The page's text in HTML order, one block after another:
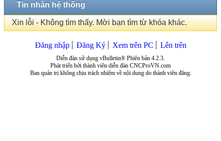
Tin nhắn hệ thống
Xin lỗi - Không tìm thấy. Mời bạn tìm từ khóa khác.
Đăng nhập Đăng Ký Xem trên PC Lên trên
Diễn đàn sử dụng vBulletin® Phiên bản 4.2.3.
Phát triển bởi thành viên diễn đàn CNCProVN.com
Ban quản trị không chịu trách nhiệm về nội dung do thành viên đăng.